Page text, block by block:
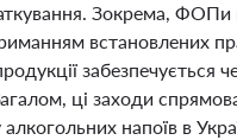
Зокрема, ФОПи
встановлених
забезпечується
ці заходи
напоїв в